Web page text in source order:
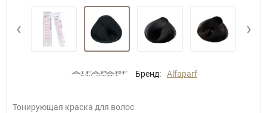
‹ ›
Бренд: Alfaparf
Тонирующая краска для волос